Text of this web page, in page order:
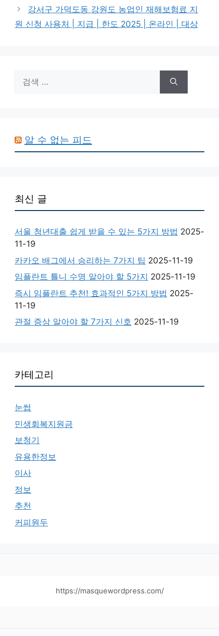
강서구 가덕도동 강원도 농업인 재해보험료 지
원 신청 사용처 | 지급 | 한도 2025 | 온라인 | 대상
색:
알 수 없는 피드
최신 글
서울 청년대출 쉽게 받을 수 있는 5가지 방법 2025-
11-19
카카오 배그에서 승리하는 7가지 팁 2025-11-19
임플란트 틀니 수명 알아야 할 5가지 2025-11-19
즉시 임플란트 추천! 효과적인 5가지 방법 2025-
11-19
관절 증상 알아야 할 7가지 신호 2025-11-19
카테고리
눈썹
민생회복지원금
보청기
유용한정보
이사
정보
추천
커피원두
https://masquewordpress.com/